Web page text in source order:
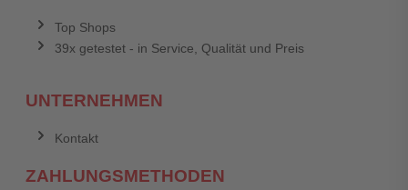
Top Shops
39x getestet - in Service, Qualität und Preis
UNTERNEHMEN
Kontakt
ZAHLUNGSMETHODEN